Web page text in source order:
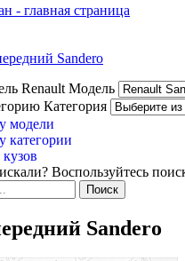
- главная страница
Sandero
Renault Модель
Категория
модели
категории
Воспользуйтесь
Sandero